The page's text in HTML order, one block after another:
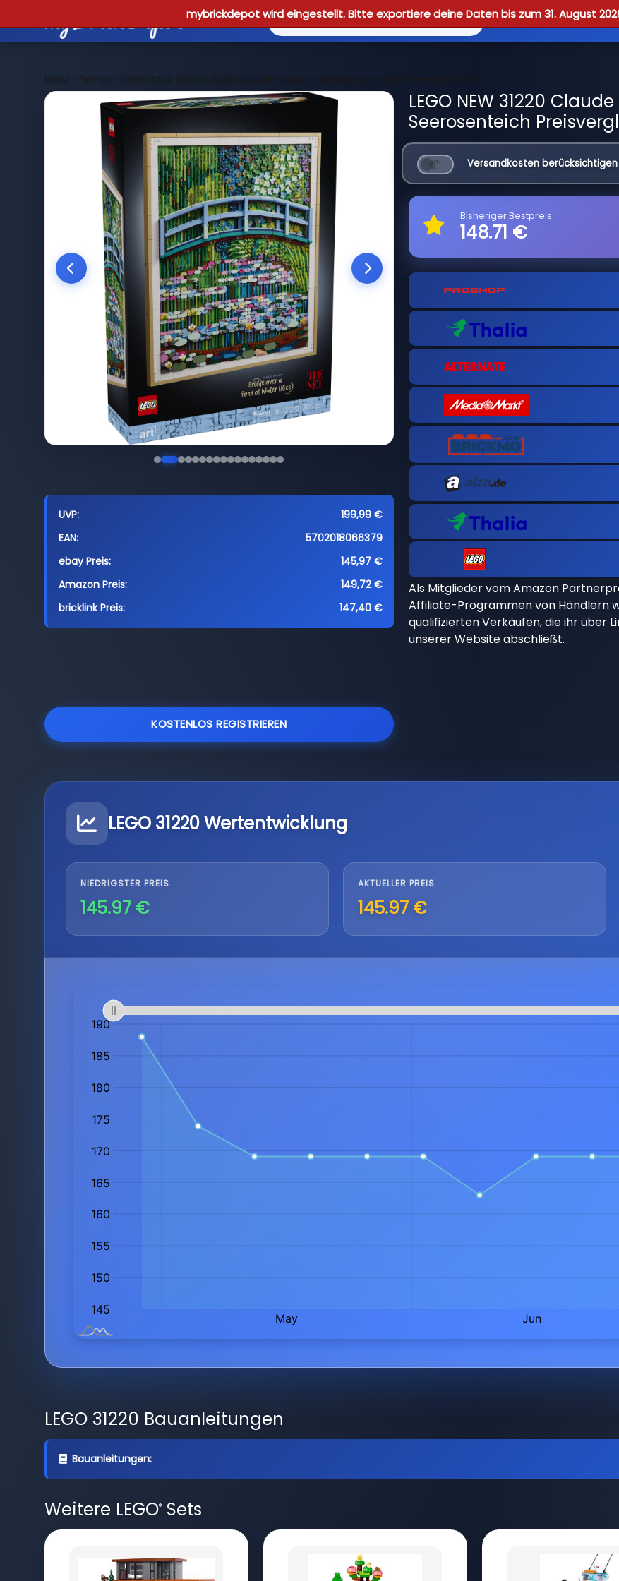
mybrickdepot wird eingestellt. Bitte exportiere deine Daten bis zum 31. August
Reviews
LEGO Themen >LEGO NEW >LEGO 31220 Claude Monet - Brücke über einen Seerosenteich
UVP:
199,99 €
EAN:
5702018066379
ebay Preis:
145,97 €
Amazon Preis:
149,72 €
bricklink Preis:
147,40 €
KOSTENLOS REGISTRIEREN
LEGO NEW 31220
Seerosenteich
Versandkosten berücksichtigen
Bisheriger Bestpreis
148.71 €
Als Mitglieder vom Amazon
Affiliate-Programmen von Händlern
qualifizierten Verkäufen, die ihr über
unserer Website abschließt.
LEGO 31220 Wertentwicklung
NIEDRIGSTER PREIS
145.97 €
AKTUELLER PREIS
145.97 €
LEGO 31220 Bauanleitungen
Bauanleitungen:
Weitere LEGO®Sets